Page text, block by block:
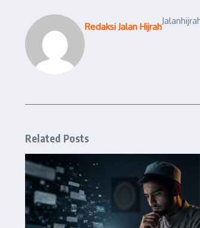
Redaksi Jalan Hijrah
Related Posts